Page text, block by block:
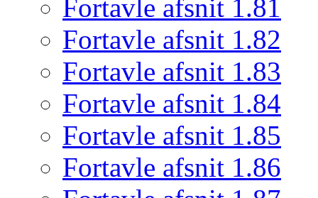
Fortavle afsnit 1.81
Fortavle afsnit 1.82
Fortavle afsnit 1.83
Fortavle afsnit 1.84
Fortavle afsnit 1.85
Fortavle afsnit 1.86